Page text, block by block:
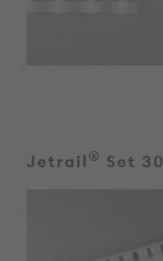
Jetrail ® Set 30